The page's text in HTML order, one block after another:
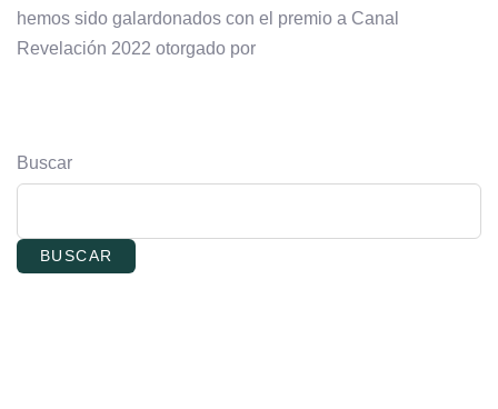
hemos sido galardonados con el premio a Canal
Revelación 2022 otorgado por
Buscar
BUSCAR